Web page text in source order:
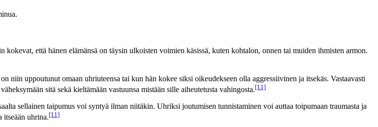
kokevat, että hänen elämänsä on täysin ulkoisten voimien käsissä, kuten kohtalon, onnen tai muiden ihmisten armon.
uppoutunut omaan uhriuteensa tai kun hän kokee siksi oikeudekseen olla aggressiivinen ja itsekäs. Vastaavasti
sitä sekä kieltämään vastuunsa mistään sille aiheutetusta vahingosta.[11]
sellainen taipumus voi syntyä ilman niitäkin. Uhriksi joutumisen tunnistaminen voi auttaa toipumaan traumasta ja
itseään uhrina.[11]